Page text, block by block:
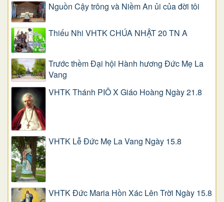
Nguồn Cậy trông và Niềm An ủi của đời tôi
Thiếu Nhi VHTK CHÚA NHẬT 20 TN A
Trước thềm Đại hội Hành hương Đức Mẹ La
Vang
VHTK Thánh PIÔ X Giáo Hoàng Ngày 21.8
VHTK Lễ Đức Mẹ La Vang Ngày 15.8
VHTK Đức Maria Hồn Xác Lên Trời Ngày 15.8